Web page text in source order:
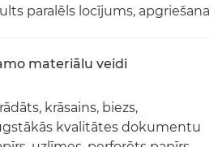
paralēls locījums, apgriešana
materiālu veidi
krāsains, biezs,
kvalitātes dokumentu